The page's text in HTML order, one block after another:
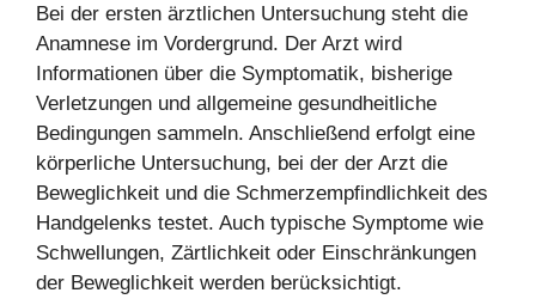
Bei der ersten ärztlichen Untersuchung steht die
Anamnese im Vordergrund. Der Arzt wird
Informationen über die Symptomatik, bisherige
Verletzungen und allgemeine gesundheitliche
Bedingungen sammeln. Anschließend erfolgt eine
körperliche Untersuchung, bei der der Arzt die
Beweglichkeit und die Schmerzempfindlichkeit des
Handgelenks testet. Auch typische Symptome wie
Schwellungen, Zärtlichkeit oder Einschränkungen
der Beweglichkeit werden berücksichtigt.